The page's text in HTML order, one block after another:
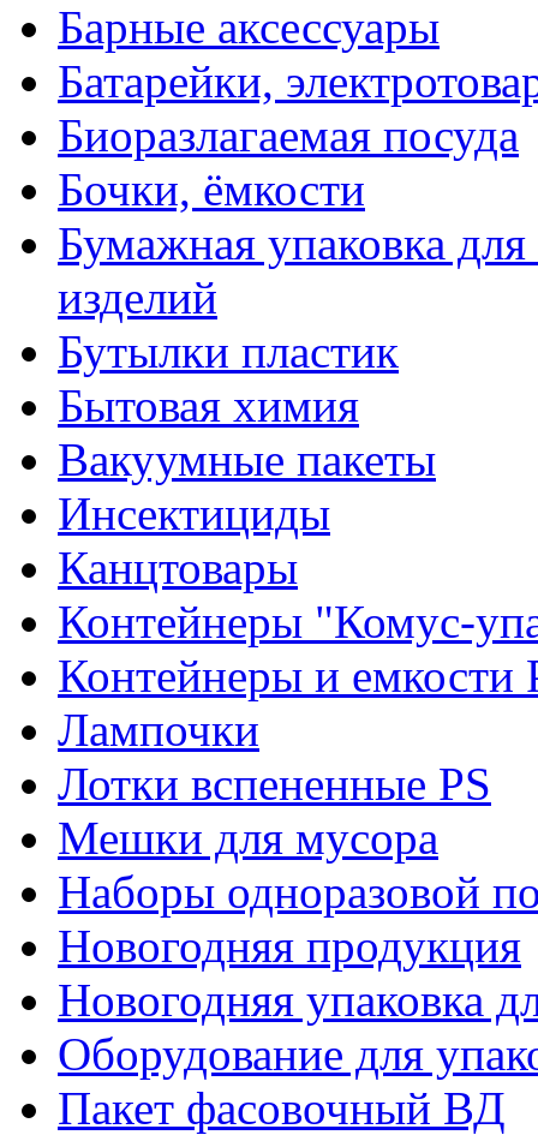
Барные аксессуары
Батарейки,
Биоразлагаемая посуда
Бочки, ёмкости
Бумажная упаковка
изделий
Бутылки пластик
Бытовая химия
Вакуумные пакеты
Инсектициды
Канцтовары
Контейнеры "Комус-
Контейнеры и емкости
Лампочки
Лотки вспененные PS
Мешки для мусора
Наборы одноразовой
Новогодняя продукция
Новогодняя упаковка
Оборудование для
Пакет фасовочный ВД